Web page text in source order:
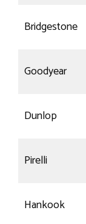
Bridgestone
Goodyear
Dunlop
Pirelli
Hankook